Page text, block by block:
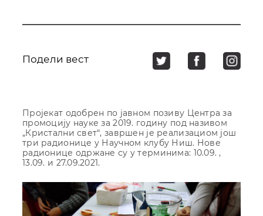
Подели вест
Пројекат одобрен по јавном позиву Центра за
промоцију науке за 2019. годину под називом
„Кристални свет“, завршен је реализациом још
три радионице у Научном клубу Ниш. Нове
радионице одржане су у терминима: 10.09. ,
13.09. и 27.09.2021.